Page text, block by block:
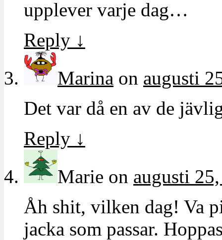
upplever varje dag…
Reply ↓
Marina on augusti
Det var då en av de
Reply ↓
Marie on augusti
Åh shit, vilken dag! Va
jacka som passar.